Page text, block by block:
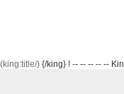
(king:title/) {/king} ! -- -- -- -- --